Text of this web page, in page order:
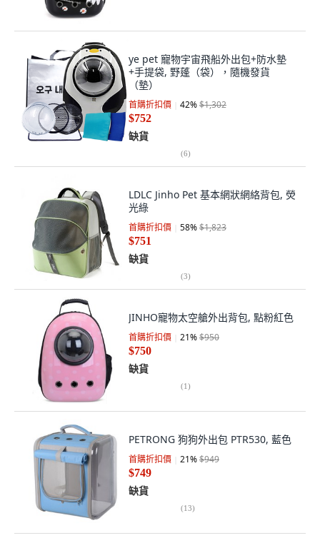
ye pet 寵物宇宙飛船外出包+防水墊
+手提袋, 野蓬（袋），隨機發貨
（墊）
首購折扣價 42%$1,302
$752
缺貨
(6)
LDLC Jinho Pet 基本網狀網絡背包, 熒
光綠
首購折扣價 58%$1,823
$751
缺貨
(3)
JINHO寵物太空艙外出背包, 點粉紅色
首購折扣價 21%$950
$750
缺貨
(1)
PETRONG 狗狗外出包 PTR530, 藍色
首購折扣價 21%$949
$749
缺貨
(13)